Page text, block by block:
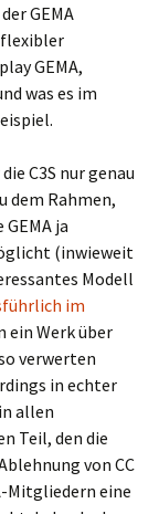
GEMA
flexibler
GEMA,
was es im
C3S nur genau
dem Rahmen,
ja
(inwieweit
Modell
im
ein Werk über
verwerten
in echter
allen
Teil, den die
von CC
Mitgliedern eine